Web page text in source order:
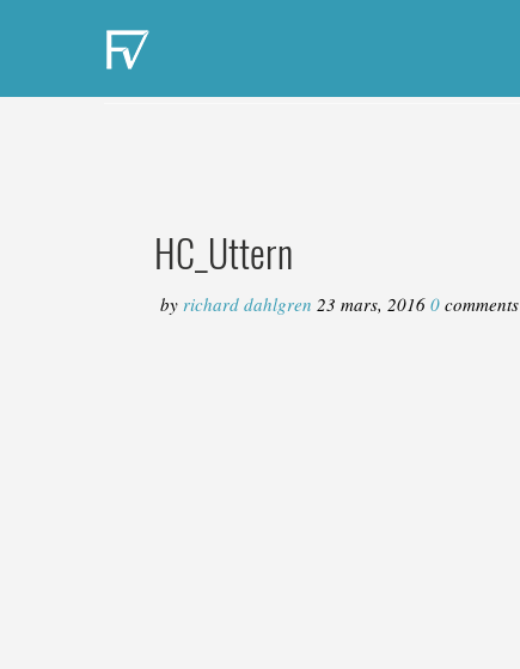
HC_Uttern
byrichard dahlgren23 mars, 2016 0comments